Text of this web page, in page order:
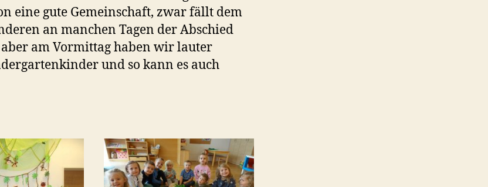
eine gute Gemeinschaft, zwar fällt dem
an manchen Tagen der Abschied
aber am Vormittag haben wir lauter
und so kann es auch